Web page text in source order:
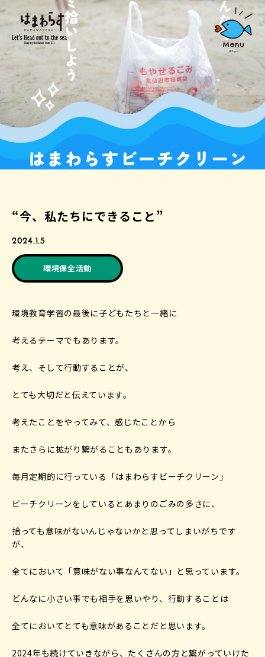
“今、私たちにできること”
2024.1.5
環境保全活動
環境教育学習の最後に子どもたちと一緒に
考えるテーマでもあります。
考え、そして行動することが、
とても大切だと伝えています。
考えたことをやってみて、感じたことから
またさらに拡がり繋がることもあります。
毎月定期的に行っている「はまわらすビーチクリーン」
ビーチクリーンをしているとあまりのごみの多さに、
拾っても意味がないんじゃないかと思ってしまいがちです
が、
全てにおいて「意味がない事なんてない」と思っています。
どんなに小さい事でも相手を思いやり、行動することは
全てにおいてとても意味があることだと思います。
2024年も続けていきながら、たくさんの方と繋がっていけた